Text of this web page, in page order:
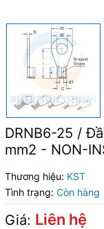
DRNB6-25 /
mm2 - NON-
Thương hiệu: KST
Tình trạng: Còn hàng
Giá: Liên hệ